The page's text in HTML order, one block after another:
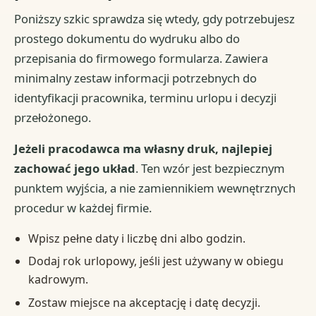
Poniższy szkic sprawdza się wtedy, gdy potrzebujesz
prostego dokumentu do wydruku albo do
przepisania do firmowego formularza. Zawiera
minimalny zestaw informacji potrzebnych do
identyfikacji pracownika, terminu urlopu i decyzji
przełożonego.
Jeżeli pracodawca ma własny druk, najlepiej
zachować jego układ. Ten wzór jest bezpiecznym
punktem wyjścia, a nie zamiennikiem wewnętrznych
procedur w każdej firmie.
Wpisz pełne daty i liczbę dni albo godzin.
Dodaj rok urlopowy, jeśli jest używany w obiegu
kadrowym.
Zostaw miejsce na akceptację i datę decyzji.